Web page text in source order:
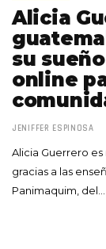
Alicia
su
online
JENIFFER ESPINOSA
Alicia Guerrero
gracias a las
Panimaquim, del…